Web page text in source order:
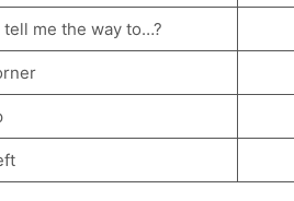
tell me the way to…?